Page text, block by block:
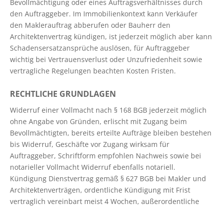
Bevollmächtigung oder eines Auftragsverhältnisses durch
den Auftraggeber. Im Immobilienkontext kann Verkäufer
den Maklerauftrag abberufen oder Bauherr den
Architektenvertrag kündigen, ist jederzeit möglich aber kann
Schadensersatzansprüche auslösen, für Auftraggeber
wichtig bei Vertrauensverlust oder Unzufriedenheit sowie
vertragliche Regelungen beachten Kosten Fristen.
RECHTLICHE GRUNDLAGEN
Widerruf einer Vollmacht nach § 168 BGB jederzeit möglich
ohne Angabe von Gründen, erlischt mit Zugang beim
Bevollmächtigten, bereits erteilte Aufträge bleiben bestehen
bis Widerruf, Geschäfte vor Zugang wirksam für
Auftraggeber, Schriftform empfohlen Nachweis sowie bei
notarieller Vollmacht Widerruf ebenfalls notariell.
Kündigung Dienstvertrag gemäß § 627 BGB bei Makler und
Architektenverträgen, ordentliche Kündigung mit Frist
vertraglich vereinbart meist 4 Wochen, außerordentliche